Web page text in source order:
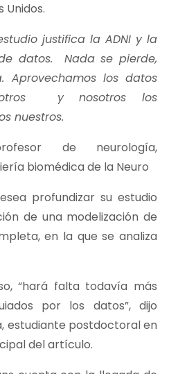
Unidos.
justifica la ADNI y la
datos. Nada se pierde,
Aprovechamos los datos
y nosotros los
nuestros.
de neurología,
biomédica de la Neuro
profundizar su estudio
de una modelización de
en la que se analiza
“hará falta todavía más
por los datos”, dijo
estudiante postdoctoral en
del artículo.